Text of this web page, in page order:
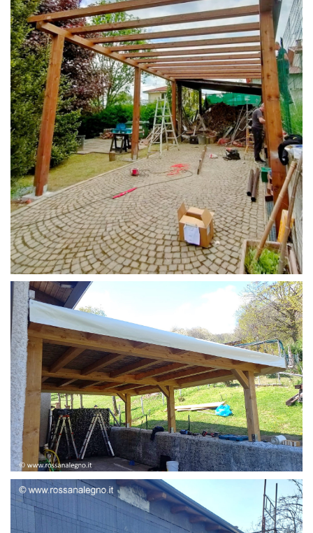
STRUTTURA CAMPER
STRUTTURA ADDOSSATA LAMELLARE